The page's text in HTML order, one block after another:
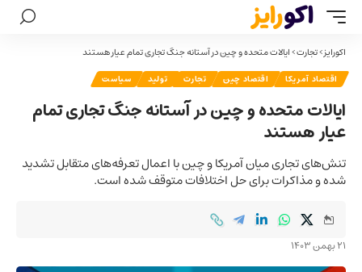
اکورایز>تجارت>ایالات متحده و چین در آستانه جنگ تجاری تمام عیار هستند
اقتصاد آمریکا اقتصاد چین تجارت تولید سیاست
ایالات متحده و چین در آستانه جنگ تجاری تمام
عیار هستند
تنش‌های تجاری میان آمریکا و چین با اعمال تعرفه‌های متقابل تشدید
شده و مذاکرات برای حل اختلافات متوقف شده است.
21 بهمن 1403